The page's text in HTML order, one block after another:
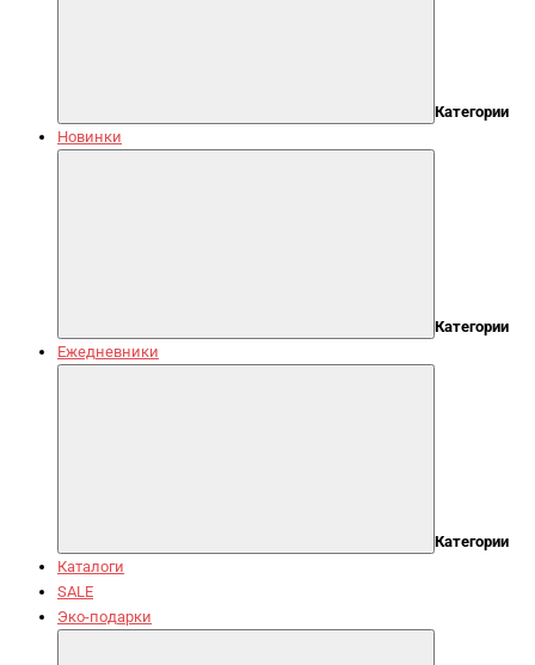
Категории
Новинки
Категории
Ежедневники
Категории
Каталоги
SALE
Эко-подарки